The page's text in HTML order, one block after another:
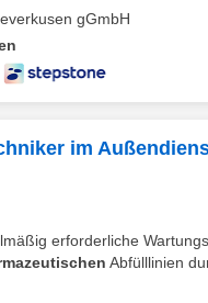
gGmbH
im
erforderliche
Abfülllinien